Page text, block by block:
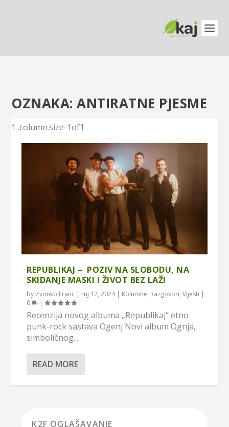
OZNAKA:ANTIRATNE PJESME
REPUBLIKAJ – POZIV NA SLOBODU, NA
SKIDANJE MASKI I ŽIVOT BEZ LAŽI
by Zvonko Franc | ruj 12, 2024| Kolumne, Razgovori,Vijesti |
0
|
Recenzija novog albuma „Republikaj“ etno
punk-rock sastava Ogenj Novi album Ognja,
simboličnog...
READ MORE